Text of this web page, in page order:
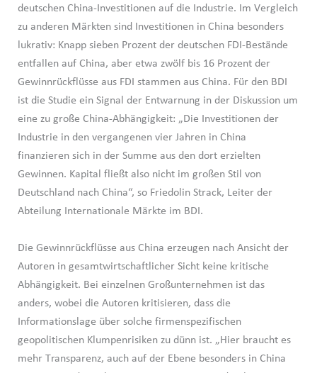
deutschen China-Investitionen auf die Industrie. Im Vergleich
zu anderen Märkten sind Investitionen in China besonders
lukrativ: Knapp sieben Prozent der deutschen FDI-Bestände
entfallen auf China, aber etwa zwölf bis 16 Prozent der
Gewinnrückflüsse aus FDI stammen aus China. Für den BDI
ist die Studie ein Signal der Entwarnung in der Diskussion um
eine zu große China-Abhängigkeit: „Die Investitionen der
Industrie in den vergangenen vier Jahren in China
finanzieren sich in der Summe aus den dort erzielten
Gewinnen. Kapital fließt also nicht im großen Stil von
Deutschland nach China“, so Friedolin Strack, Leiter der
Abteilung Internationale Märkte im BDI.
Die Gewinnrückflüsse aus China erzeugen nach Ansicht der
Autoren in gesamtwirtschaftlicher Sicht keine kritische
Abhängigkeit. Bei einzelnen Großunternehmen ist das
anders, wobei die Autoren kritisieren, dass die
Informationslage über solche firmenspezifischen
geopolitischen Klumpenrisiken zu dünn ist. „Hier braucht es
mehr Transparenz, auch auf der Ebene besonders in China